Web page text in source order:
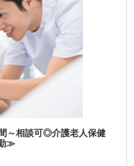
～相談可◎介護老人保健
≫